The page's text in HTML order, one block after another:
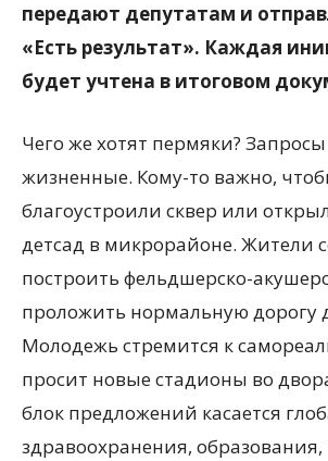
передают депутатам и
«Есть результат». Каждая
будет учтена в итоговом
Чего же хотят пермяки?
жизненные. Кому-то важно,
благоустроили сквер или
детсад в микрорайоне. Жители
построить фельдшерско-
проложить нормальную дорогу
Молодежь стремится к
просит новые стадионы во
блок предложений касается
здравоохранения,